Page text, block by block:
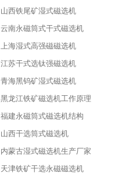
山西铁尾矿湿式磁选机
云南永磁筒式干式磁选机
上海湿式高强磁磁选机
江苏干式选钛强磁选机
青海黑钨矿湿式磁选机
黑龙江铁矿磁选机工作原理
福建永磁筒式磁选机结构
山西干选筒式磁选机
内蒙古湿式磁选机生产厂家
天津铁矿干选永磁磁选机